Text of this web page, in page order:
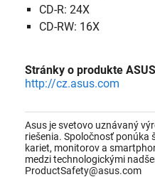
CD-R: 24X
CD-RW: 16X
Stránky o produkte
http://cz.asus.com
Asus je svetovo uznávaný
riešenia. Spoločnosť ponúka
kariet, monitorov a
medzi technologickými
ProductSafety@asus.com